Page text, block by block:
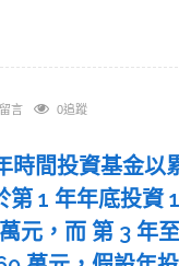
言 0追蹤
時間投資基金以
第 1 年年底投資
元，而 第 3 年